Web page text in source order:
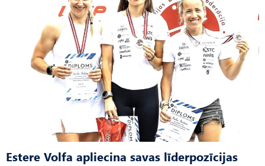
Estere Volfa apliecina savas līderpozīcijas